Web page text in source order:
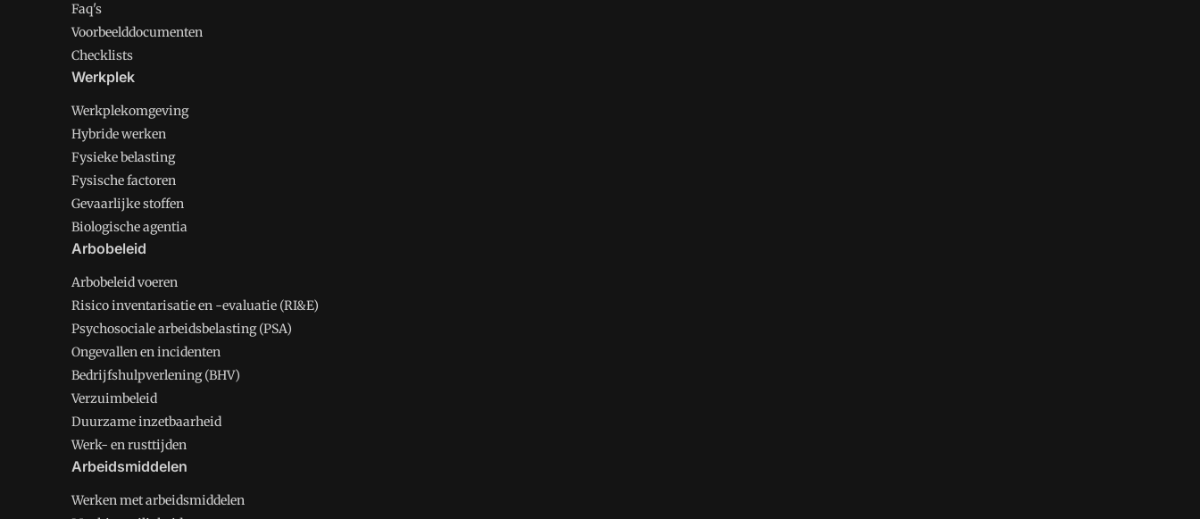
Faq's
Voorbeelddocumenten
Checklists
Werkplek
Werkplekomgeving
Hybride werken
Fysieke belasting
Fysische factoren
Gevaarlijke stoffen
Biologische agentia
Arbobeleid
Arbobeleid voeren
Risico inventarisatie en -evaluatie (RI&E)
Psychosociale arbeidsbelasting (PSA)
Ongevallen en incidenten
Bedrijfshulpverlening (BHV)
Verzuimbeleid
Duurzame inzetbaarheid
Werk- en rusttijden
Arbeidsmiddelen
Werken met arbeidsmiddelen